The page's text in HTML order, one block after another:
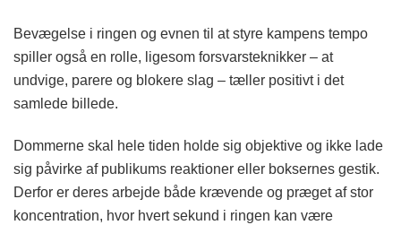
Bevægelse i ringen og evnen til at styre kampens tempo
spiller også en rolle, ligesom forsvarsteknikker – at
undvige, parere og blokere slag – tæller positivt i det
samlede billede.
Dommerne skal hele tiden holde sig objektive og ikke lade
sig påvirke af publikums reaktioner eller boksernes gestik.
Derfor er deres arbejde både krævende og præget af stor
koncentration, hvor hvert sekund i ringen kan være